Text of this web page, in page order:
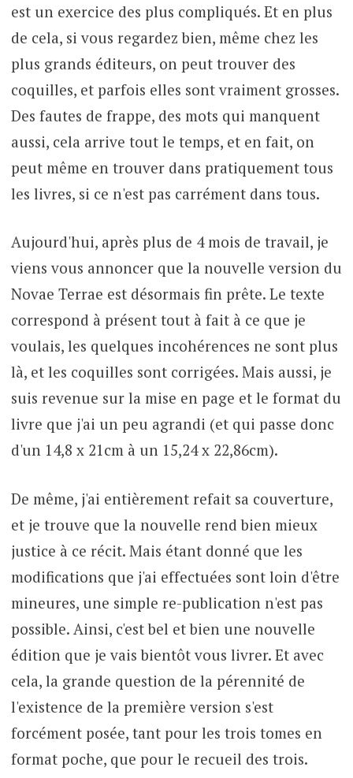
est un exercice des plus compliqués. Et en plus
de cela, si vous regardez bien, même chez les
plus grands éditeurs, on peut trouver des
coquilles, et parfois elles sont vraiment grosses.
Des fautes de frappe, des mots qui manquent
aussi, cela arrive tout le temps, et en fait, on
peut même en trouver dans pratiquement tous
les livres, si ce n'est pas carrément dans tous.
Aujourd'hui, après plus de 4 mois de travail, je
viens vous annoncer que la nouvelle version du
Novae Terrae est désormais fin prête. Le texte
correspond à présent tout à fait à ce que je
voulais, les quelques incohérences ne sont plus
là, et les coquilles sont corrigées. Mais aussi, je
suis revenue sur la mise en page et le format du
livre que j'ai un peu agrandi (et qui passe donc
d'un 14,8 x 21cm à un 15,24 x 22,86cm).
De même, j'ai entièrement refait sa couverture,
et je trouve que la nouvelle rend bien mieux
justice à ce récit. Mais étant donné que les
modifications que j'ai effectuées sont loin d'être
mineures, une simple re-publication n'est pas
possible. Ainsi, c'est bel et bien une nouvelle
édition que je vais bientôt vous livrer. Et avec
cela, la grande question de la pérennité de
l'existence de la première version s'est
forcément posée, tant pour les trois tomes en
format poche, que pour le recueil des trois.